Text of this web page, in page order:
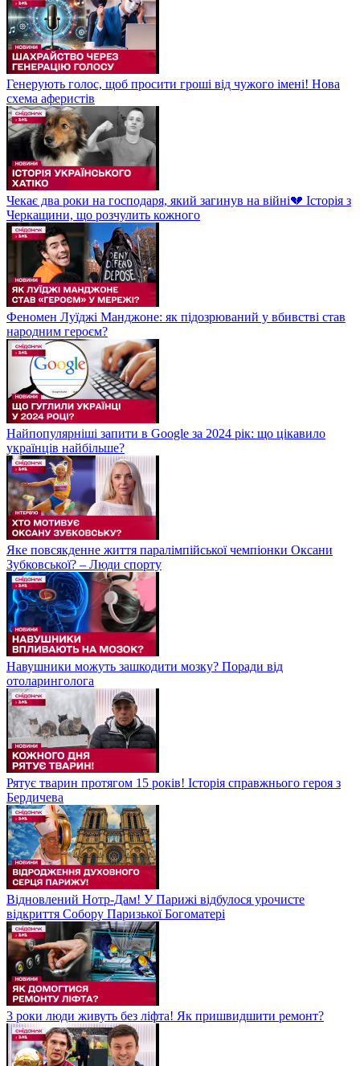
Генерують голос, щоб просити гроші від чужого імені! Нова
схема аферистів
Чекає два роки на господаря, який загинув на війні💔 Історія з
Черкащини, що розчулить кожного
Феномен Луїджі Манджоне: як підозрюваний у вбивстві став
народним героєм?
Найпопулярніші запити в Google за 2024 рік: що цікавило
українців найбільше?
Яке повсякденне життя паралімпійської чемпіонки Оксани
Зубковської? – Люди спорту
Навушники можуть зашкодити мозку? Поради від
отоларинголога
Рятує тварин протягом 15 років! Історія справжнього героя з
Бердичева
Відновлений Нотр-Дам! У Парижі відбулося урочисте
відкриття Собору Паризької Богоматері
3 роки люди живуть без ліфта! Як пришвидшити ремонт?